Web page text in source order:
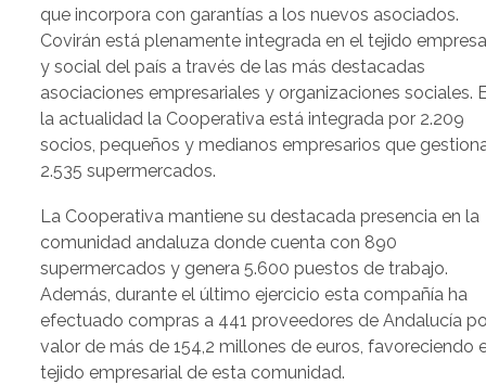
que incorpora con garantías a los nuevos asociados.
Covirán está plenamente integrada en el tejido
y social del país a través de las más destacadas
asociaciones empresariales y organizaciones sociales.
la actualidad la Cooperativa está integrada por 2.209
socios, pequeños y medianos empresarios que
2.535 supermercados.
La Cooperativa mantiene su destacada presencia en la
comunidad andaluza donde cuenta con 890
supermercados y genera 5.600 puestos de trabajo.
Además, durante el último ejercicio esta compañía ha
efectuado compras a 441 proveedores de Andalucía
valor de más de 154,2 millones de euros, favoreciendo
tejido empresarial de esta comunidad.